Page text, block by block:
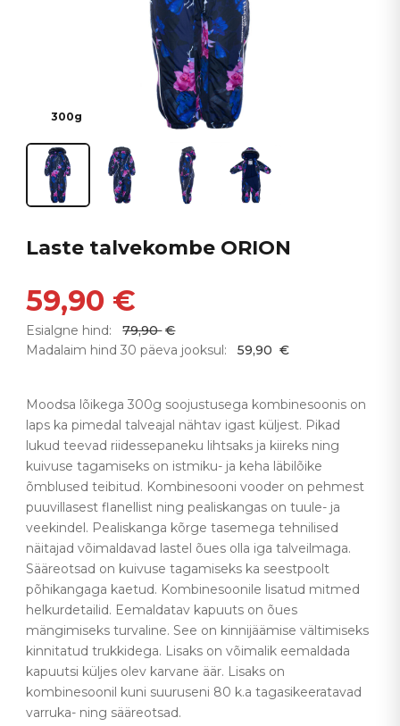
300g
Laste talvekombe ORION
59,90 €
Esialgne hind: 79,90 €
Madalaim hind 30 päeva jooksul:
59,90 €
Moodsa lõikega 300g soojustusega kombinesoonis on
laps ka pimedal talveajal nähtav igast küljest. Pikad
lukud teevad riidessepaneku lihtsaks ja kiireks ning
kuivuse tagamiseks on istmiku- ja keha läbilõike
õmblused teibitud. Kombinesooni vooder on pehmest
puuvillasest flanellist ning pealiskangas on tuule- ja
veekindel. Pealiskanga kõrge tasemega tehnilised
näitajad võimaldavad lastel õues olla iga talveilmaga.
Sääreotsad on kuivuse tagamiseks ka seestpoolt
põhikangaga kaetud. Kombinesoonile lisatud mitmed
helkurdetailid. Eemaldatav kapuuts on õues
mängimiseks turvaline. See on kinnijäämise vältimiseks
kinnitatud trukkidega. Lisaks on võimalik eemaldada
kapuutsi küljes olev karvane äär. Lisaks on
kombinesoonil kuni suuruseni 80 k.a tagasikeeratavad
varruka- ning sääreotsad.